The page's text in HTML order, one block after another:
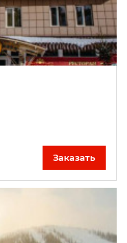
Заказать